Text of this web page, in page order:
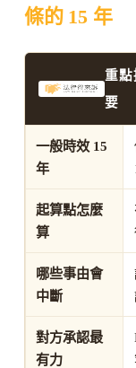
條的 15 年
重點
要
一般時效 15
年
起算點怎麼
算
哪些事由會
中斷
對方承認最
有力